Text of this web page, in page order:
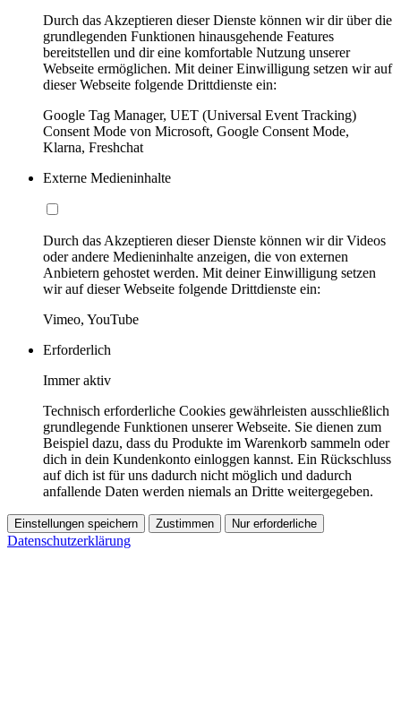
Durch das Akzeptieren dieser Dienste können wir dir über die
grundlegenden Funktionen hinausgehende Features
bereitstellen und dir eine komfortable Nutzung unserer
Webseite ermöglichen. Mit deiner Einwilligung setzen wir auf
dieser Webseite folgende Drittdienste ein:
Google Tag Manager, UET (Universal Event Tracking)
Consent Mode von Microsoft, Google Consent Mode,
Klarna, Freshchat
Externe Medieninhalte
Durch das Akzeptieren dieser Dienste können wir dir Videos
oder andere Medieninhalte anzeigen, die von externen
Anbietern gehostet werden. Mit deiner Einwilligung setzen
wir auf dieser Webseite folgende Drittdienste ein:
Vimeo, YouTube
Erforderlich
Immer aktiv
Technisch erforderliche Cookies gewährleisten ausschließlich
grundlegende Funktionen unserer Webseite. Sie dienen zum
Beispiel dazu, dass du Produkte im Warenkorb sammeln oder
dich in dein Kundenkonto einloggen kannst. Ein Rückschluss
auf dich ist für uns dadurch nicht möglich und dadurch
anfallende Daten werden niemals an Dritte weitergegeben.
Einstellungen speichern Zustimmen Nur erforderliche
Datenschutzerklärung